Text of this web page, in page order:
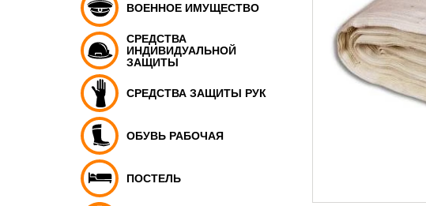
ВОЕННОЕ ИМУЩЕСТВО
СРЕДСТВА
ИНДИВИДУАЛЬНОЙ
ЗАЩИТЫ
СРЕДСТВА ЗАЩИТЫ РУК
ОБУВЬ РАБОЧАЯ
ПОСТЕЛЬ